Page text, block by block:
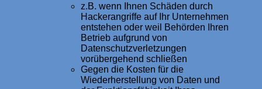
z.B. wenn Ihnen Schäden durch
Hackerangriffe auf Ihr Unternehmen
entstehen oder weil Behörden Ihren
Betrieb aufgrund von
Datenschutzverletzungen
vorübergehend schließen
Gegen die Kosten für die
Wiederherstellung von Daten und